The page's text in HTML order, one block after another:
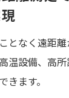
となく遠距
温設備、高
きます。